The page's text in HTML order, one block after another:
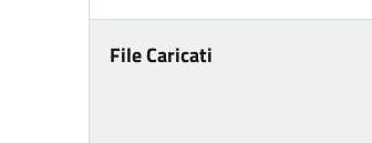
File Caricati